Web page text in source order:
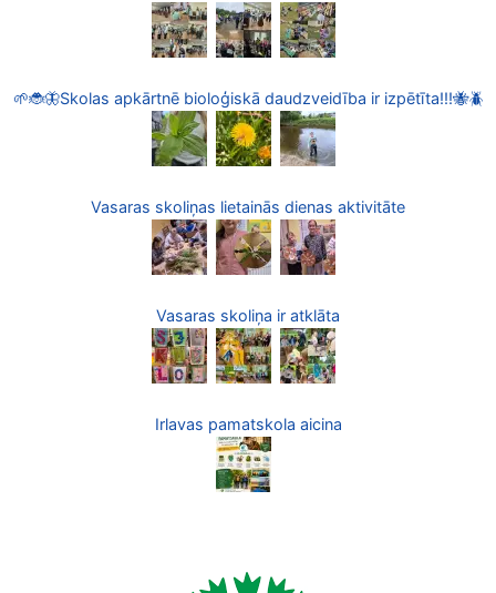
🌱🐞🦋Skolas apkārtnē bioloģiskā daudzveidība ir izpētīta!!!🐝🪲
Vasaras skoliņas lietainās dienas aktivitāte
Vasaras skoliņa ir atklāta
Irlavas pamatskola aicina